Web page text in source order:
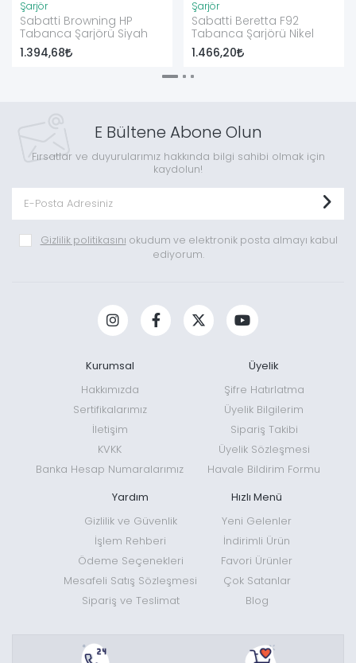
Şarjör
Sabatti Browning HP
Tabanca Şarjörü Siyah
1.394,68
Şarjör
Sabatti Beretta F92
Tabanca Şarjörü Nikel
1.466,20
E Bültene Abone Olun
Fırsatlar ve duyurularımız hakkında bilgi sahibi olmak için
kaydolun!
Gizlilik politikasını okudum ve elektronik posta almayı kabul
ediyorum.
Kurumsal
Hakkımızda
Sertifikalarımız
İletişim
KVKK
Banka Hesap Numaralarımız
Üyelik
Şifre Hatırlatma
Üyelik Bilgilerim
Sipariş Takibi
Üyelik Sözleşmesi
Havale Bildirim Formu
Yardım
Gizlilik ve Güvenlik
İşlem Rehberi
Ödeme Seçenekleri
Mesafeli Satış Sözleşmesi
Sipariş ve Teslimat
Hızlı Menü
Yeni Gelenler
İndirimli Ürün
Favori Ürünler
Çok Satanlar
Blog